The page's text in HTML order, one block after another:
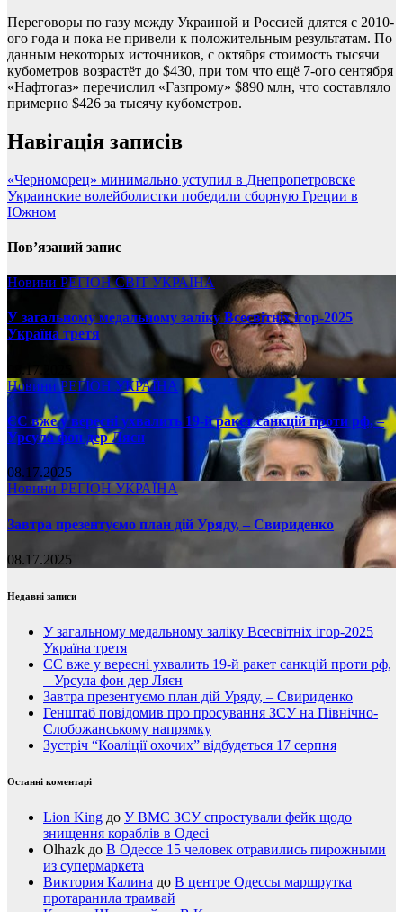
Переговоры по газу между Украиной и Россией длятся с 2010-
ого года и пока не привели к положительным результатам. По
данным некоторых источников, с октября стоимость тысячи
кубометров возрастёт до $430, при том что ещё 7-ого сентября
«Нафтогаз» перечислил «Газпрому» $890 млн, что составляло
примерно $426 за тысячу кубометров.
Навігація записів
«Черноморец» минимально уступил в Днепропетровске
Украинские волейболистки победили сборную Греции в
Южном
Пов’язаний запис
Новини РЕГІОНСВІТ УКРАЇНА
У загальному медальному заліку Всесвітніх ігор-2025
Україна третя
08.17.2025
НовиниРЕГІОН УКРАЇНА
ЄС вже у вересні ухвалить 19-й ракет санкцій проти рф, –
Урсула фон дер Ляєн
08.17.2025
Новини РЕГІОН УКРАЇНА
Завтра презентуємо план дій Уряду, – Свириденко
08.17.2025
Недавні записи
У загальному медальному заліку Всесвітніх ігор-2025
Україна третя
ЄС вже у вересні ухвалить 19-й ракет санкцій проти рф,
– Урсула фон дер Ляєн
Завтра презентуємо план дій Уряду, – Свириденко
Генштаб повідомив про просування ЗСУ на Північно-
Слобожанському напрямку
Зустріч “Коаліції охочих” відбудеться 17 серпня
Останні коментарі
Lion King до У ВМС ЗСУ спростували фейк щодо
знищення кораблів в Одесі
Olhazk до В Одессе 15 человек отравились пирожными
из супермаркета
Виктория Калина до В центре Одессы маршрутка
протаранила трамвай